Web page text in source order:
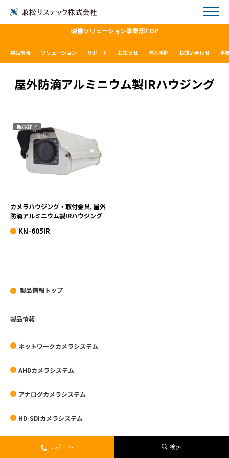
映像ソリューション事業部TOP
製品情報 ソリューション サポート お知らせ 導入事例 お問い合わせ 事
屋外防滴アルミニウム製IRハウジング
販売終了
KN-605IR
VIEW MORE
カメラハウジング・取付金具, 屋外
防滴アルミニウム製IRハウジング
KN-605IR
製品情報トップ
製品情報
ネットワークカメラシステム
AHDカメラシステム
アナログカメラシステム
HD-SDIカメラシステム
サポート 検索